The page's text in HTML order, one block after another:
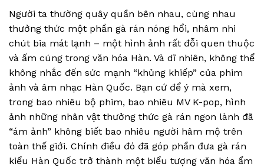
Người ta thường quây quần bên nhau, cùng nhau
thưởng thức một phần gà rán nóng hổi, nhâm nhi
chút bia mát lạnh – một hình ảnh rất đỗi quen thuộc
và ấm cúng trong văn hóa Hàn. Và dĩ nhiên, không thể
không nhắc đến sức mạnh “khủng khiếp” của phim
ảnh và âm nhạc Hàn Quốc. Bạn cứ để ý mà xem,
trong bao nhiêu bộ phim, bao nhiêu MV K-pop, hình
ảnh những nhân vật thưởng thức gà rán ngon lành đã
“ám ảnh” không biết bao nhiêu người hâm mộ trên
toàn thế giới. Chính điều đó đã góp phần đưa gà rán
kiểu Hàn Quốc trở thành một biểu tượng văn hóa ẩm